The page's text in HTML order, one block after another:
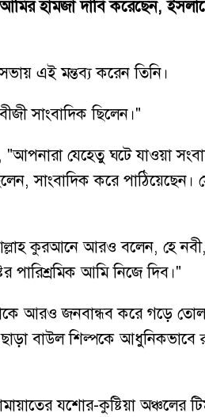
হামজা দাবি করেছেন,
এই মন্তব্য করেন তিনি।
সাংবাদিক ছিলেন।"
যেহেতু ঘটে যাওয়া
সাংবাদিক করে পাঠিয়েছেন।
কুরআনে আরও বলেন, হে
পারিশ্রমিক আমি নিজে দিব।"
আরও জনবান্ধব করে গড়ে তোলা
বাউল শিল্পকে আধুনিকভাবে
যশোর-কুষ্টিয়া অঞ্চলের